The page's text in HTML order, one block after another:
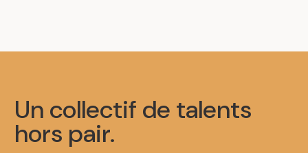
Un collectif de talents
hors pair.